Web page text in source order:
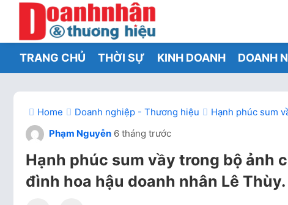
TRANG CHỦ THỜI SỰ KINH DOANH DOANH
Home Doanh nghiệp - Thương hiệu
Hạnh phúc sum
Phạm Nguyễn 6 tháng trước
Hạnh phúc sum vầy trong bộ ảnh
đình hoa hậu doanh nhân Lê Thùy.